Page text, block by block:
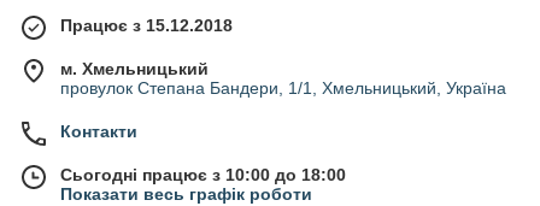
Працює з 15.12.2018
м. Хмельницький
провулок Степана Бандери, 1/1, Хмельницький, Україна
Контакти
Сьогодні працює з 10:00 до 18:00
Показати весь графік роботи